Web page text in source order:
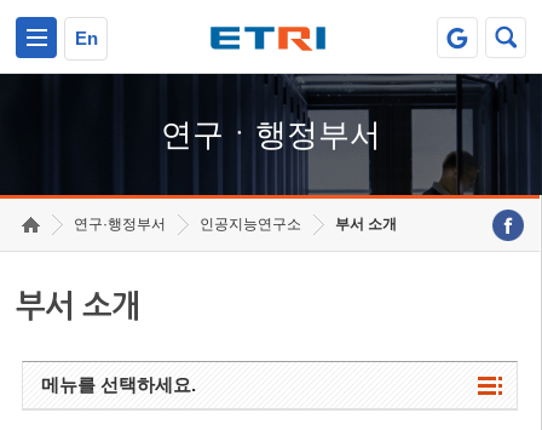
En
연구ㆍ행정부서
연구·행정부서 인공지능연구소 부서 소개
부서 소개
메뉴를 선택하세요.